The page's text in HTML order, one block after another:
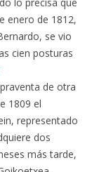
enero de 1812,
se vio
cien posturas
de otra
1809 el
representado
dos
más tarde,